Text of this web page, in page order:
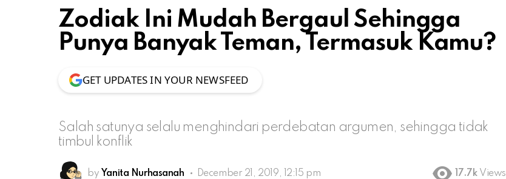
Zodiak Ini Mudah Bergaul Sehingga
Punya Banyak Teman, Termasuk Kamu?
GET UPDATES IN YOUR NEWSFEED
Salah satunya selalu menghindari perdebatan argumen, sehingga tidak
timbul konflik
by Yanita Nurhasanah December 21, 2019, 12:15 pm 17.7k Views